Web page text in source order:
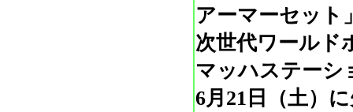
アーマーセット
次世代ワールド
マッハステーシ
6月21日（土）